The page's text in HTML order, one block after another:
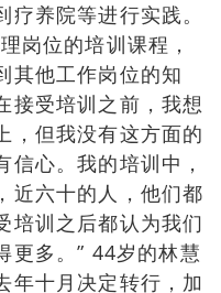
养院等进行实践。
岗位的培训课程，
其他工作岗位的知
接受培训之前，我想
，但我没有这方面的
心。我的培训中，
近六十的人，他们都
培训之后都认为我们
更多。” 44岁的林慧
年十月决定转行，加